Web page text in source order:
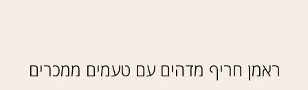
ראמן חריף מדהים עם טעמים ממכרים